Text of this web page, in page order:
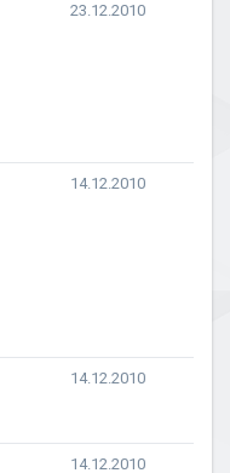
23.12.2010
14.12.2010
14.12.2010
14.12.2010